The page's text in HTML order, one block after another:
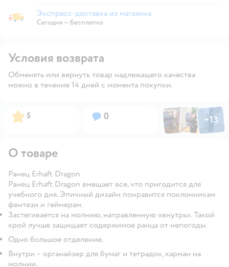
Экспресс-доставка из магазина
Экспресс-доставка из магазина
Сегодня—бесплатно
Условия возврата
Обменять или вернуть товар надлежащего качества
можно в течение 14 дней с момента покупки.
Рейтинг:
5 Вопросов:
0 ФотоФотоФото
+13
Открыть
О товаре
Ранец Erhaft Dragon
Ранец Erhaft Dragon вмещает все, что пригодится для
учебного дня. Эпичный дизайн понравится поклонникам
фентези и геймерам.
Застегивается на молнию, направленную «внутрь». Такой
крой лучше защищает содержимое ранца от непогоды.
Одно большое отделение.
Внутри – органайзер для бумаг и тетрадок, карман на
молнии.